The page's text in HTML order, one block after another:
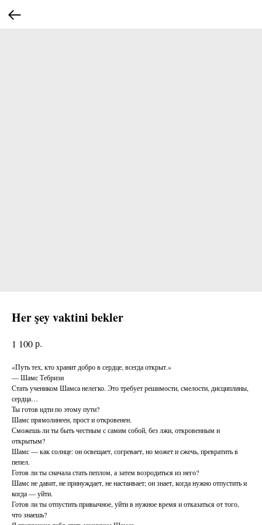
Her şey vaktini bekler
1 100р.
«Путь тех, кто хранит добро в сердце, всегда открыт.»
— Шамс Тебризи
Стать учеником Шамса нелегко. Это требует решимости, смелости, дисциплины,
сердца…
Ты готов идти по этому пути?
Шамс прямолинеен, прост и откровенен.
Сможешь ли ты быть честным с самим собой, без лжи, откровенным и
открытым?
Шамс — как солнце: он освещает, согревает, но может и сжечь, превратить в
пепел.
Готов ли ты сначала стать пеплом, а затем возродиться из него?
Шамс не давит, не принуждает, не настаивает; он знает, когда нужно отпустить и
когда — уйти.
Готов ли ты отпустить привычное, уйти в нужное время и отказаться от того,
что знаешь?